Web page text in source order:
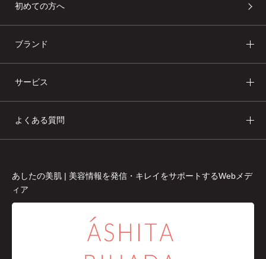
初めての方へ
ブランド
サービス
よくある質問
あしたの美肌 | 美容情報を発信・キレイをサポートするWebメデ
ィア